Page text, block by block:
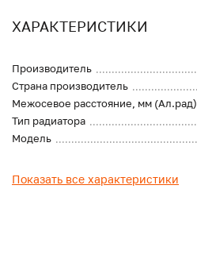
ХАРАКТЕРИСТИКИ
Производитель
Страна производитель
Межосевое расстояние, мм (Ал.рад)
Тип радиатора
Модель
Показать все характеристики